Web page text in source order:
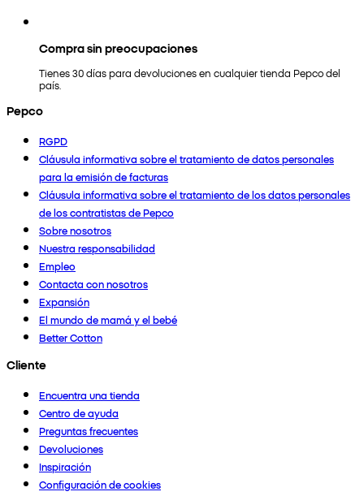
Compra sin preocupaciones
Tienes 30 días para devoluciones en cualquier tienda Pepco del
país.
Pepco
RGPD
Cláusula informativa sobre el tratamiento de datos personales
para la emisión de facturas
Cláusula informativa sobre el tratamiento de los datos personales
de los contratistas de Pepco
Sobre nosotros
Nuestra responsabilidad
Empleo
Contacta con nosotros
Expansión
El mundo de mamá y el bebé
Better Cotton
Cliente
Encuentra una tienda
Centro de ayuda
Preguntas frecuentes
Devoluciones
Inspiración
Configuración de cookies